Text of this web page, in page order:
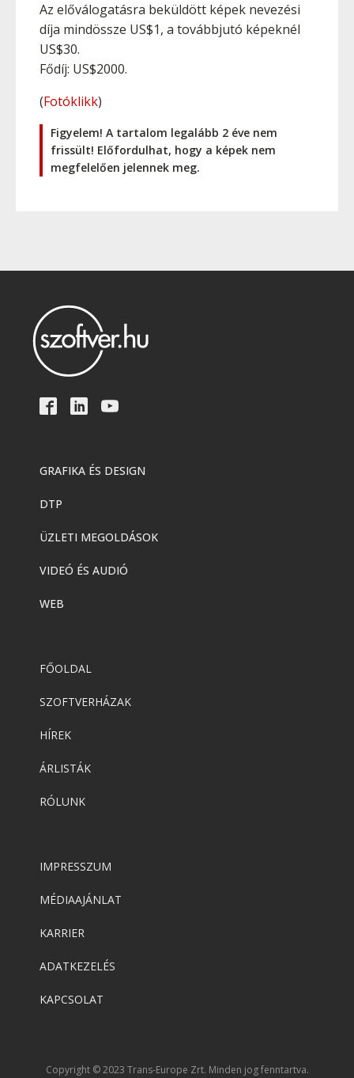
Az előválogatásra beküldött képek nevezési
díja mindössze US$1, a továbbjutó képeknél
US$30.
Fődíj: US$2000.
(Fotóklikk)
Figyelem! A tartalom legalább 2 éve nem
frissült! Előfordulhat, hogy a képek nem
megfelelően jelennek meg.
GRAFIKA ÉS DESIGN
DTP
ÜZLETI MEGOLDÁSOK
VIDEÓ ÉS AUDIÓ
WEB
FŐOLDAL
SZOFTVERHÁZAK
HÍREK
ÁRLISTÁK
RÓLUNK
IMPRESSZUM
MÉDIAAJÁNLAT
KARRIER
ADATKEZELÉS
KAPCSOLAT
Copyright © 2023 Trans-Europe Zrt. Minden jog fenntartva.